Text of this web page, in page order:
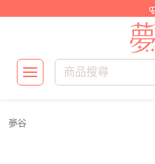
夢谷